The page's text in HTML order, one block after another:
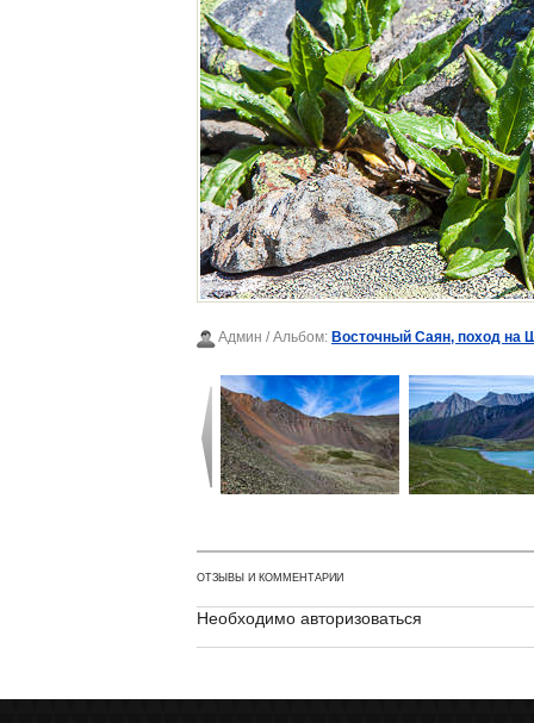
Админ / Альбом: Восточный Саян, поход на
ОТЗЫВЫ И КОММЕНТАРИИ
Необходимо авторизоваться